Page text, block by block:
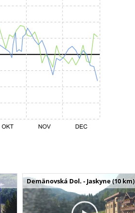
Demänovská Dol. - Jaskyne (10 km)